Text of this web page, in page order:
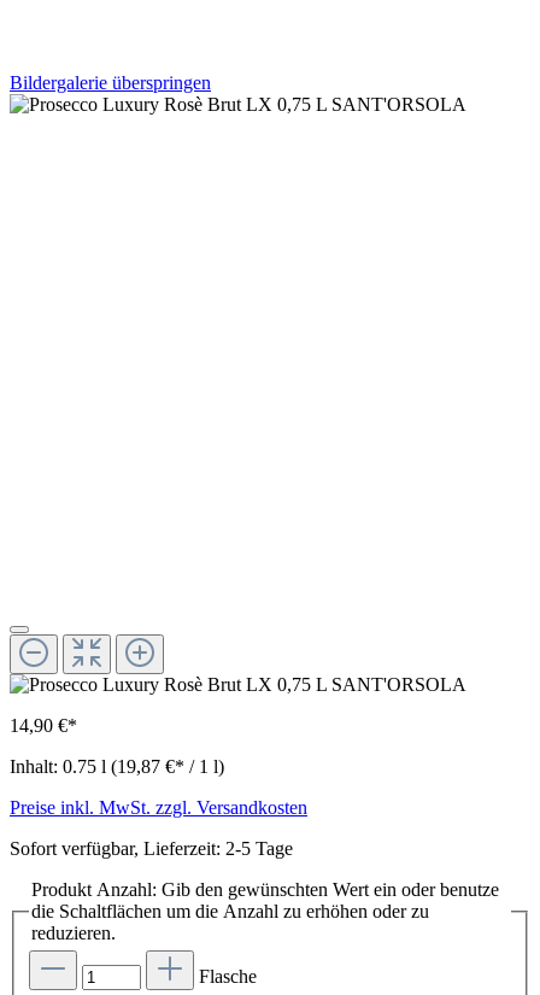
Bildergalerie überspringen
14,90 €*
Inhalt: 0.75 l (19,87 €* / 1 l)
Preise inkl. MwSt. zzgl. Versandkosten
Sofort verfügbar, Lieferzeit: 2-5 Tage
Produkt Anzahl: Gib den gewünschten Wert ein oder benutze
die Schaltflächen um die Anzahl zu erhöhen oder zu
reduzieren.
Flasche